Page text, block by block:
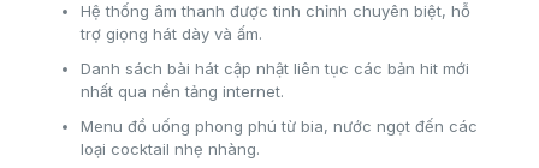
Hệ thống âm thanh được tinh chỉnh chuyên biệt, hỗ
trợ giọng hát dày và ấm.
Danh sách bài hát cập nhật liên tục các bản hit mới
nhất qua nền tảng internet.
Menu đồ uống phong phú từ bia, nước ngọt đến các
loại cocktail nhẹ nhàng.